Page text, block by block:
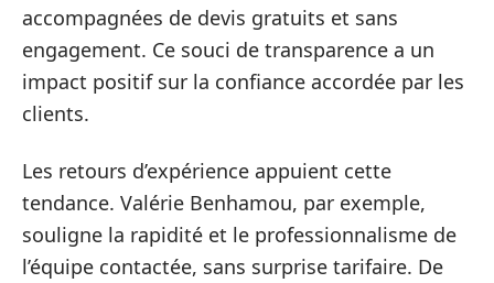
accompagnées de devis gratuits et sans
engagement. Ce souci de transparence a un
impact positif sur la confiance accordée par les
clients.
Les retours d’expérience appuient cette
tendance. Valérie Benhamou, par exemple,
souligne la rapidité et le professionnalisme de
l’équipe contactée, sans surprise tarifaire. De